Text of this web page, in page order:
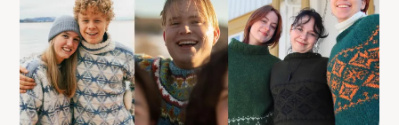
Når du takker ja til skoleplassen må du
betale et administrasjonsgebyr. Resten av
summen betaler du månedsvis gjennom
skoleåret. Nærmere informasjon får du fra
skolen.